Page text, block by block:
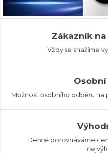
Zákazník
Vždy se snažíme
Možnost osobního odběru na
Denně porovnáváme